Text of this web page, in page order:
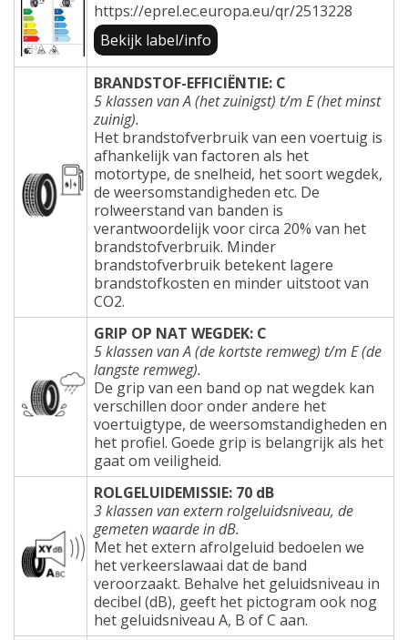
https://eprel.ec.europa.eu/qr/2513228
Bekijk label/info
BRANDSTOF-EFFICIËNTIE: C
5 klassen van A (het zuinigst) t/m E (het minst
zuinig).
Het brandstofverbruik van een voertuig is
afhankelijk van factoren als het
motortype, de snelheid, het soort wegdek,
de weersomstandigheden etc. De
rolweerstand van banden is
verantwoordelijk voor circa 20% van het
brandstofverbruik. Minder
brandstofverbruik betekent lagere
brandstofkosten en minder uitstoot van
CO2.
GRIP OP NAT WEGDEK: C
5 klassen van A (de kortste remweg) t/m E (de
langste remweg).
De grip van een band op nat wegdek kan
verschillen door onder andere het
voertuigtype, de weersomstandigheden en
het profiel. Goede grip is belangrijk als het
gaat om veiligheid.
ROLGELUIDEMISSIE: 70 dB
3 klassen van extern rolgeluidsniveau, de
gemeten waarde in dB.
Met het extern afrolgeluid bedoelen we
het verkeerslawaai dat de band
veroorzaakt. Behalve het geluidsniveau in
decibel (dB), geeft het pictogram ook nog
het geluidsniveau A, B of C aan.